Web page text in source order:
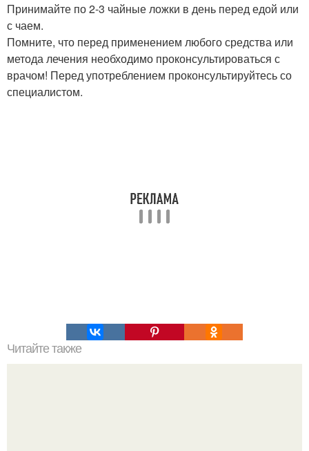
Принимайте по 2-3 чайные ложки в день перед едой или
с чаем.
Помните, что перед применением любого средства или
метода лечения необходимо проконсультироваться с
врачом! Перед употреблением проконсультируйтесь со
специалистом.
Читайте также